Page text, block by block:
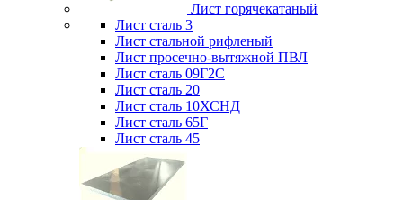
Лист горячекатаный
Лист сталь 3
Лист стальной рифленый
Лист просечно-вытяжной ПВЛ
Лист сталь 09Г2С
Лист сталь 20
Лист сталь 10ХСНД
Лист сталь 65Г
Лист сталь 45